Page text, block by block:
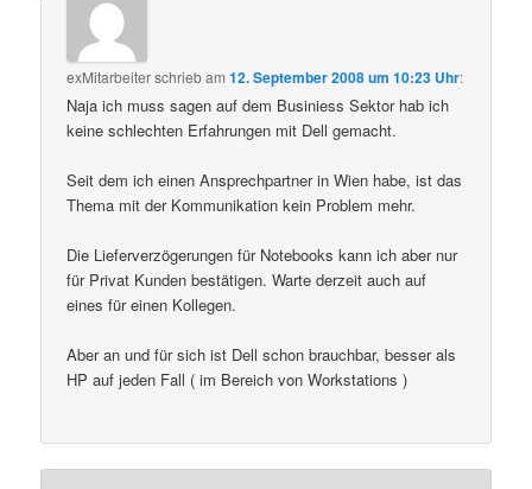
exMitarbeiterschriebam12. September 2008 um 10:23 Uhr:
Naja ich muss sagen auf dem Businiess Sektor hab ich
keine schlechten Erfahrungen mit Dell gemacht.
Seit dem ich einen Ansprechpartner in Wien habe, ist das
Thema mit der Kommunikation kein Problem mehr.
Die Lieferverzögerungen für Notebooks kann ich aber nur
für Privat Kunden bestätigen. Warte derzeit auch auf
eines für einen Kollegen.
Aber an und für sich ist Dell schon brauchbar, besser als
HP auf jeden Fall ( im Bereich von Workstations )